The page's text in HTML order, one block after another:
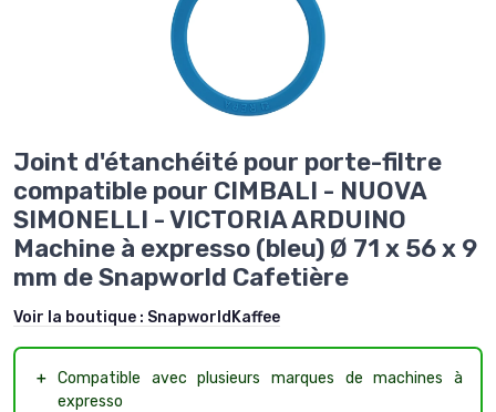
Joint d'étanchéité pour porte-filtre
compatible pour CIMBALI - NUOVA
SIMONELLI - VICTORIA ARDUINO
Machine à expresso (bleu) Ø 71 x 56 x 9
mm de Snapworld Cafetière
Voir la boutique : SnapworldKaffee
＋ Compatible avec plusieurs marques de machines à
expresso